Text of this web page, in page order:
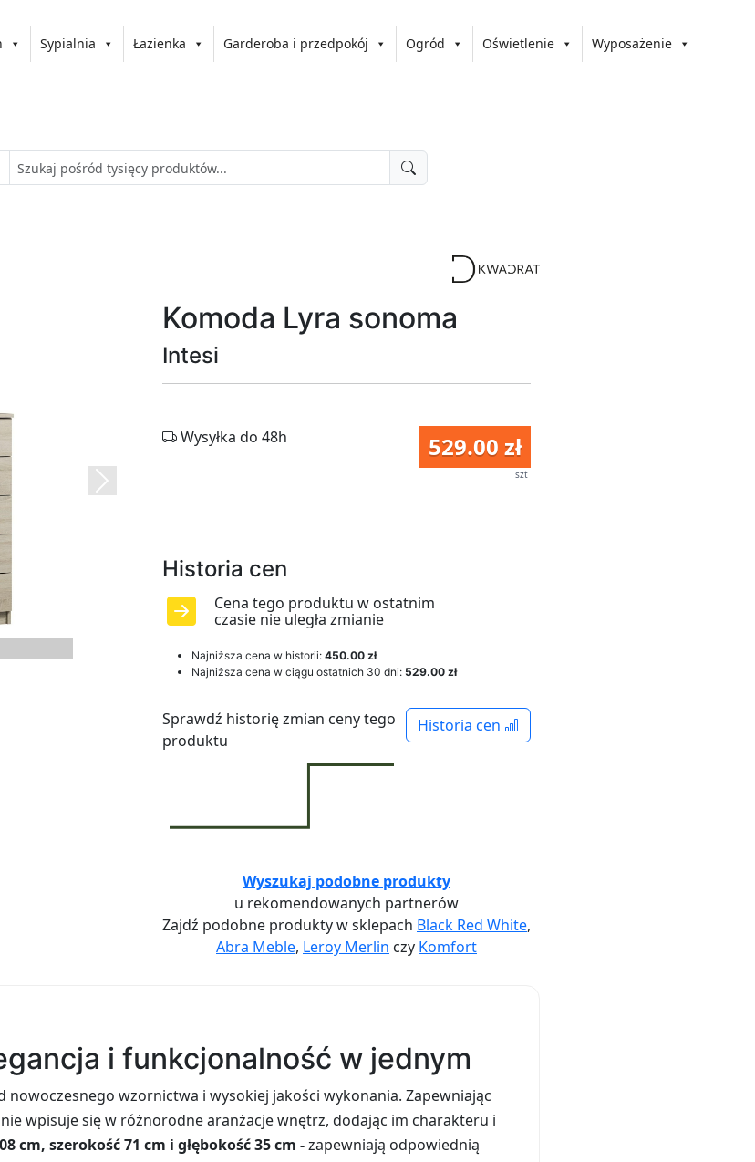
Sypialnia Łazienka Garderoba i przedpokój Ogród Oświetlenie Wyposażenie
Next
Komoda Lyra sonoma
Intesi
529.00 zł
szt
Wysyłka do 48h
Historia cen
Cena tego produktu w ostatnim
czasie nie uległa zmianie
Najniższa cena w historii: 450.00 zł
Najniższa cena w ciągu ostatnich 30 dni: 529.00 zł
Historia cen
Sprawdź historię zmian ceny tego
produktu
Wyszukaj podobne produkty
u rekomendowanych partnerów
Zajdź podobne produkty w sklepach Black Red White,
Abra Meble, Leroy Merlin czy Komfort
i funkcjonalność w jednym
nowoczesnego wzornictwa i wysokiej jakości wykonania. Zapewniając
wpisuje się w różnorodne aranżacje wnętrz, dodając im charakteru i
cm, szerokość 71 cm i głębokość 35 cm -zapewniają odpowiednią